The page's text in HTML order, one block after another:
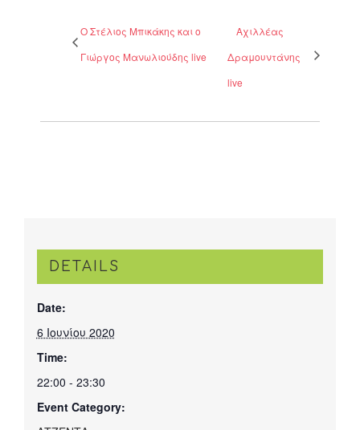
O Στέλιος Μπικάκης και ο
Γιώργος Μανωλιούδης live
Αχιλλέας
Δραμουντάνης
live
DETAILS
Date:
6 Ιουνίου 2020
Time:
22:00 - 23:30
Event Category: